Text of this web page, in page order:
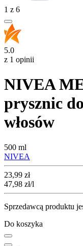
1 z 6
5.0
z 1 opinii
NIVEA
prysznic
włosów
500 ml
NIVEA
Cena
23,99 zł
47,98 zł/l
Sprzedawcą produktu
Do koszyka